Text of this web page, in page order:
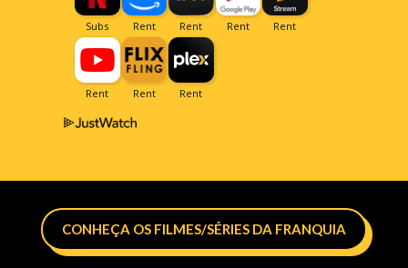
CONHEÇA OS FILMES/SÉRIES DA FRANQUIA